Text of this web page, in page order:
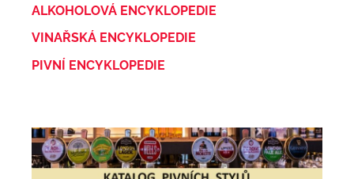
ALKOHOLOVÁ ENCYKLOPEDIE
VINAŘSKÁ ENCYKLOPEDIE
PIVNÍ ENCYKLOPEDIE